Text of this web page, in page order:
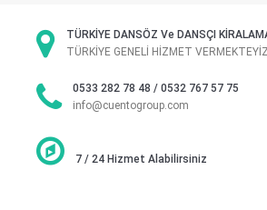
TÜRKİYE DANSÖZ Ve DANSÇI
TÜRKİYE GENELİ HİZMET VERMEKTEYİZ
0533 282 78 48 / 0532 767 57 75
info@cuentogroup.com
7 / 24 Hizmet Alabilirsiniz